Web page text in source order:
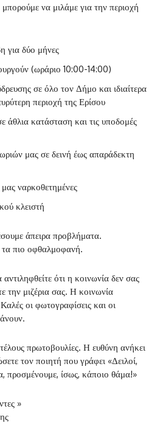
να μιλάμε για την περιοχή
για δύο μήνες
(ωράριο 10:00-14:00)
σε όλο τον Δήμο και ιδιαίτερα
περιοχή της Ερίσου
κατάσταση και τις υποδομές
μας σε δεινή έως απαράδεκτη
ναρκοθετημένες
κλειστή
άπειρα προβλήματα.
πιο οφθαλμοφανή.
αντιληφθείτε ότι η κοινωνία δεν σας
την μιζέρια σας. Η κοινωνία
οι φωτογραφίσεις και οι
πρωτοβουλίες. Η ευθύνη ανήκει
τον ποιητή που γράφει «Δειλοί,
προσμένουμε, ίσως, κάποιο θάμα!»
»